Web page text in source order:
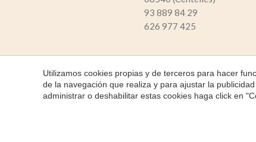
93 889 84 29
626 977 425
Utilizamos cookies propias y de terceros para hacer
de la navegación que realiza y para ajustar la
administrar o deshabilitar estas cookies haga click en